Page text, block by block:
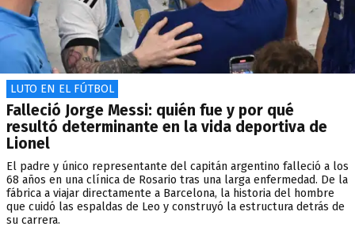
LUTO EN EL FÚTBOL
Falleció Jorge Messi: quién fue y por qué
resultó determinante en la vida deportiva de
Lionel
El padre y único representante del capitán argentino falleció a los
68 años en una clínica de Rosario tras una larga enfermedad. De la
fábrica a viajar directamente a Barcelona, la historia del hombre
que cuidó las espaldas de Leo y construyó la estructura detrás de
su carrera.